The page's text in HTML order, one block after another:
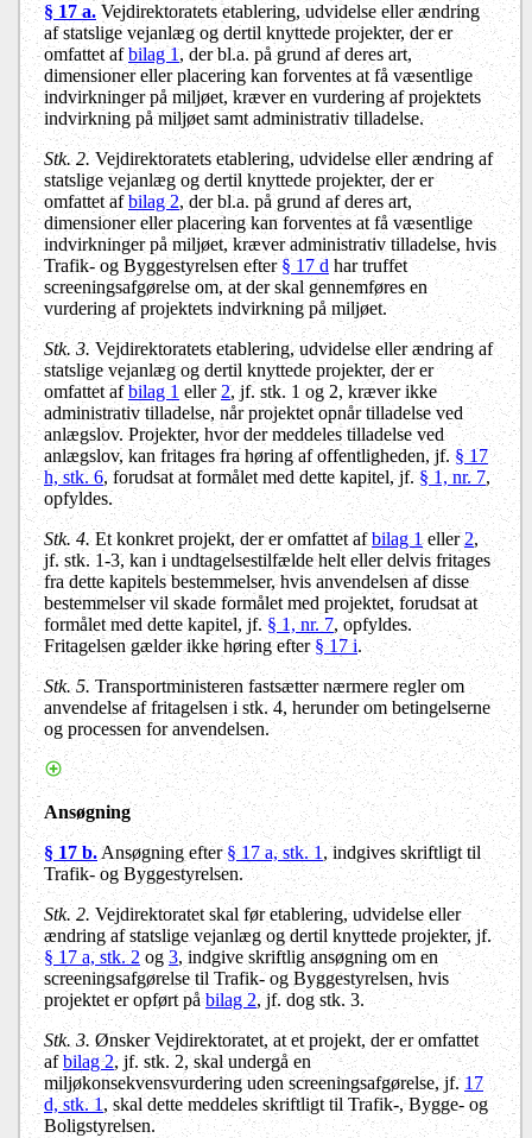
§ 17 a.Vejdirektoratets etablering, udvidelse eller ændring
af statslige vejanlæg og dertil knyttede projekter, der er
omfattet afbilag 1, der bl.a. på grund af deres art,
dimensioner eller placering kan forventes at få væsentlige
indvirkninger på miljøet, kræver en vurdering af projektets
indvirkning på miljøet samt administrativ tilladelse.
Stk. 2. Vejdirektoratets etablering, udvidelse eller ændring af
statslige vejanlæg og dertil knyttede projekter, der er
omfattet afbilag 2, der bl.a. på grund af deres art,
dimensioner eller placering kan forventes at få væsentlige
indvirkninger på miljøet, kræver administrativ tilladelse, hvis
Trafik- og Byggestyrelsen efter§ 17 d har truffet
screeningsafgørelse om, at der skal gennemføres en
vurdering af projektets indvirkning på miljøet.
Stk. 3.Vejdirektoratets etablering, udvidelse eller ændring af
statslige vejanlæg og dertil knyttede projekter, der er
omfattet afbilag 1 eller 2, jf. stk. 1 og 2, kræver ikke
administrativ tilladelse, når projektet opnår tilladelse ved
anlægslov. Projekter, hvor der meddeles tilladelse ved
anlægslov, kan fritages fra høring af offentligheden, jf. § 17
h, stk. 6, forudsat at formålet med dette kapitel, jf.§ 1, nr. 7,
opfyldes.
Stk. 4.Et konkret projekt, der er omfattet afbilag 1eller2,
jf. stk. 1-3, kan i undtagelsestilfælde helt eller delvis fritages
fra dette kapitels bestemmelser, hvis anvendelsen af disse
bestemmelser vil skade formålet med projektet, forudsat at
formålet med dette kapitel, jf.§ 1, nr. 7, opfyldes.
Fritagelsen gælder ikke høring efter § 17 i.
Stk. 5. Transportministeren fastsætter nærmere regler om
anvendelse af fritagelsen i stk. 4, herunder om betingelserne
og processen for anvendelsen.
Ansøgning
§ 17 b.Ansøgning efter§ 17 a, stk. 1 , indgives skriftligt til
Trafik- og Byggestyrelsen.
Stk. 2. Vejdirektoratet skal før etablering, udvidelse eller
ændring af statslige vejanlæg og dertil knyttede projekter, jf.
§ 17 a, stk. 2 og 3, indgive skriftlig ansøgning om en
screeningsafgørelse til Trafik- og Byggestyrelsen, hvis
projektet er opført påbilag 2, jf. dog stk. 3.
Stk. 3. Ønsker Vejdirektoratet, at et projekt, der er omfattet
afbilag 2, jf. stk. 2, skal undergå en
miljøkonsekvensvurdering uden screeningsafgørelse, jf. 17
d, stk. 1, skal dette meddeles skriftligt til Trafik-, Bygge- og
Boligstyrelsen.